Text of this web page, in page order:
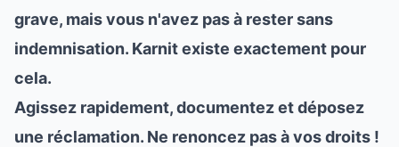
grave, mais vous n'avez pas à rester sans
indemnisation. Karnit existe exactement pour
cela.
Agissez rapidement, documentez et déposez
une réclamation. Ne renoncez pas à vos droits !